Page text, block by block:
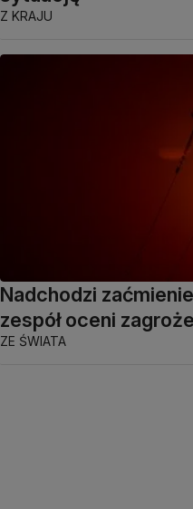
Z KRAJU
Nadchodzi
zespół oceni
ZE ŚWIATA